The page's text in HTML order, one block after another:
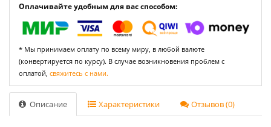
Оплачивайте удобным для вас способом:
* Мы принимаем оплату по всему миру, в любой валюте
(конвертируется по курсу). В случае возникновения проблем с
оплатой, свяжитесь с нами.
Описание Характеристики Отзывов (0)